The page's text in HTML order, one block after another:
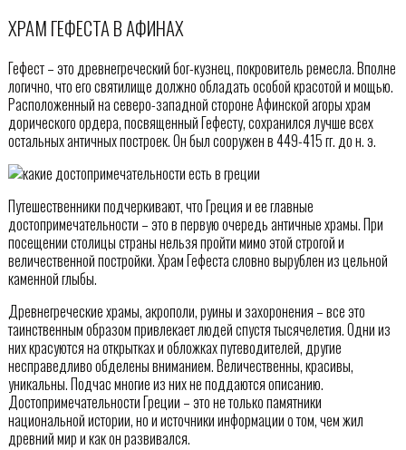
ХРАМ ГЕФЕСТА В АФИНАХ
Гефест – это древнегреческий бог-кузнец, покровитель ремесла. Вполне
логично, что его святилище должно обладать особой красотой и мощью.
Расположенный на северо-западной стороне Афинской агоры храм
дорического ордера, посвященный Гефесту, сохранился лучше всех
остальных античных построек. Он был сооружен в 449-415 гг. до н. э.
Путешественники подчеркивают, что Греция и ее главные
достопримечательности – это в первую очередь античные храмы. При
посещении столицы страны нельзя пройти мимо этой строгой и
величественной постройки. Храм Гефеста словно вырублен из цельной
каменной глыбы.
Древнегреческие храмы, акрополи, руины и захоронения – все это
таинственным образом привлекает людей спустя тысячелетия. Одни из
них красуются на открытках и обложках путеводителей, другие
несправедливо обделены вниманием. Величественны, красивы,
уникальны. Подчас многие из них не поддаются описанию.
Достопримечательности Греции – это не только памятники
национальной истории, но и источники информации о том, чем жил
древний мир и как он развивался.